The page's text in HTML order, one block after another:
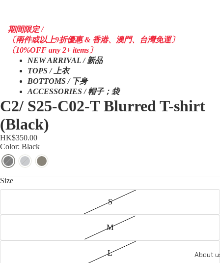
About
期間限定 /
〔兩件或以上9折優惠 & 香港、澳門、台灣免運〕
〔10%OFF any 2+ items〕
NEW ARRIVAL / 新品
TOPS / 上衣
BOTTOMS / 下身
ACCESSORIES / 帽子；袋
C2/ S25-C02-T Blurred T-shirt
(Black)
HK$350.00
Color: Black
Size
S
M
L